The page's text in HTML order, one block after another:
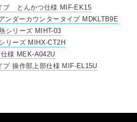
プ とんかつ仕様 MIF-EK15
ンダーカウンタータイプMDKLTB9E
シリーズ MIHT-03
リーズ MIHX-CT2H
様 MEK-A042U
プ 操作部上部仕様 MIF-EL15U